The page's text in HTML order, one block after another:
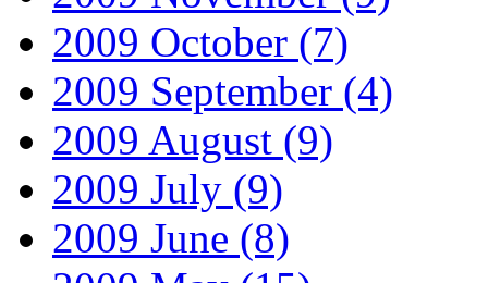
2009 October (7)
2009 September (4)
2009 August (9)
2009 July (9)
2009 June (8)